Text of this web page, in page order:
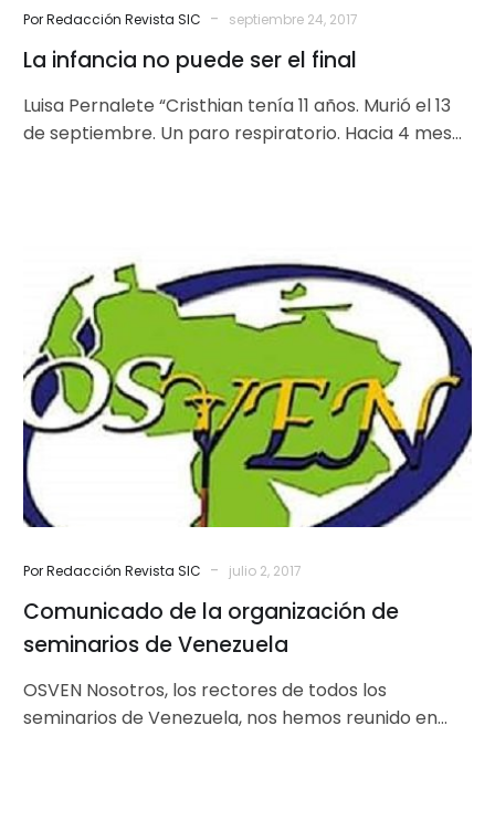
Por Redacción Revista SIC - septiembre 24, 2017
La infancia no puede ser el final
Luisa Pernalete “Cristhian tenía 11 años. Murió el 13
de septiembre. Un paro respiratorio. Hacia 4 meses
de
organización
seminarios
de
Venezuela
Por Redacción Revista SIC - julio 2, 2017
Comunicado de la organización de
seminarios de Venezuela
OSVEN Nosotros, los rectores de todos los
seminarios de Venezuela, nos hemos reunido en